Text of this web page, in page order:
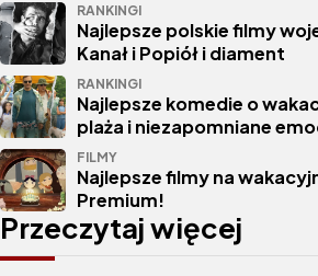
RANKINGI
Najlepsze polskie filmy
Kanał i Popiół i diament
RANKINGI
Najlepsze komedie o
plaża i niezapomniane
FILMY
Najlepsze filmy na
Premium!
Przeczytaj więcej